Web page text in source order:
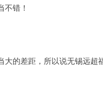
错！
大的差距，所以说无锡远超